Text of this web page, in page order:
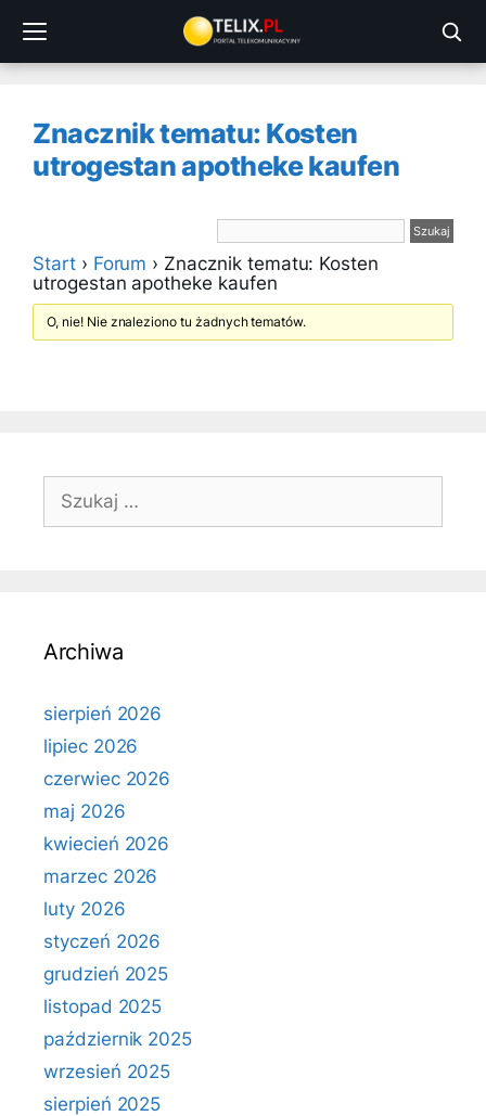
treści
Znacznik tematu: Kosten
utrogestan apotheke kaufen
Start › Forum › Znacznik tematu: Kosten
utrogestan apotheke kaufen
O, nie! Nie znaleziono tu żadnych tematów.
Szukaj:
Archiwa
sierpień 2026
lipiec 2026
czerwiec 2026
maj 2026
kwiecień 2026
marzec 2026
luty 2026
styczeń 2026
grudzień 2025
listopad 2025
październik 2025
wrzesień 2025
sierpień 2025